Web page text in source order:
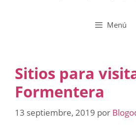
Menú
Sitios para
Formentera
13 septiembre, 2019 por